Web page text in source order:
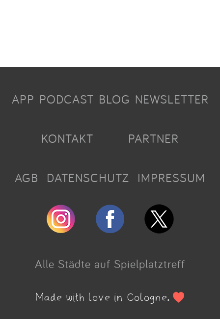
APP PODCAST BLOG NEWSLETTER
KONTAKT PARTNER
AGB DATENSCHUTZ IMPRESSUM
Alle Städte auf Spielplatztreff
Made with love in Cologne.